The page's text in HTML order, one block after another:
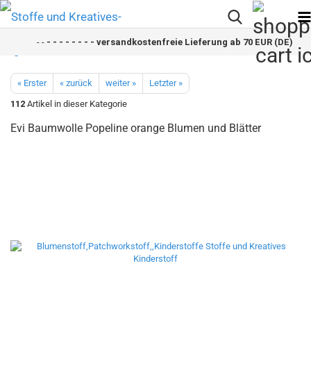
- -- - - - - - - - versandkostenfreie Lieferung ab 70 EUR (DE)- -
« Erster « zurück weiter »
Letzter »
112 Artikel in dieser Kategorie
Evi Baumwolle Popeline orange Blumen und Blätter